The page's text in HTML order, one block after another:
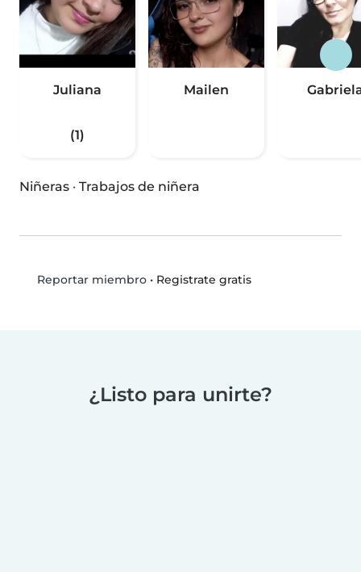
Juliana
(1)
Mailen
Niñeras · Trabajos de niñera
Reportar miembro• Registrate gratis
¿Listo para unirte?